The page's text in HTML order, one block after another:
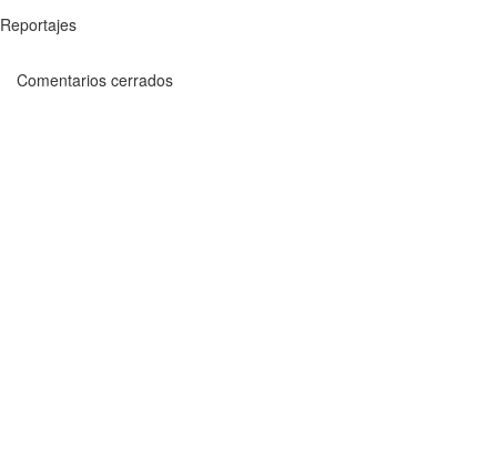
Reportajes
Comentarios cerrados